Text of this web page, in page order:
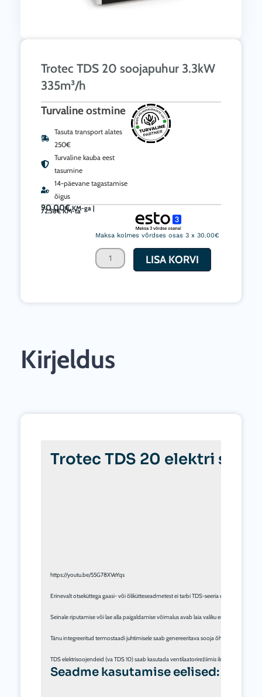
Trotec TDS 20 soojapuhur 3.3kW
335m³/h
Turvaline ostmine
Tasuta transport alates
250€
Turvaline kauba eest
tasumine
14-päevane tagastamise
õigus
90.00€ KM-ga |
72.58€KM-ta
Maksa kolmes võrdses osas 3 x 30.00€
soojapuhur
kogus
LISA KORVI
Kirjeldus
Trotec TDS 20 elektri
https://youtu.be/55G78XVeYqs
Erinevalt otseküttega gaasi- või õlikütteseadmetest ei tarbi TDS-seeria elektrilised
Seinale riputamise või lae alla paigaldamise võimalus avab laia valiku erinevaid
Tänu integreeritud termostaadi juhtimisele saab genereeritava sooja õhu voolu
Seadme kasutamise eelised: